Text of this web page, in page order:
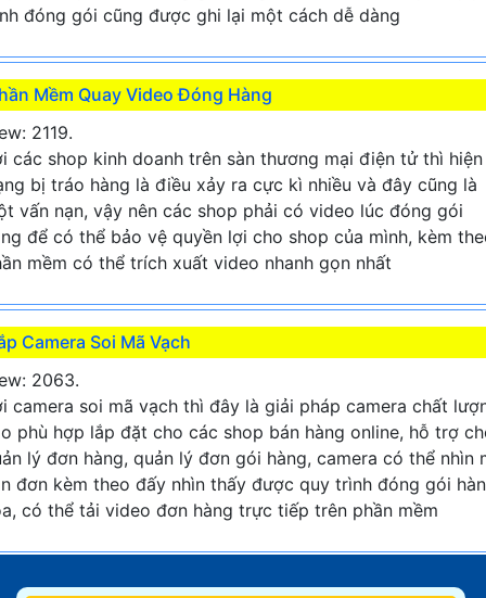
đóng gói cũng được ghi lại một cách dễ dàng
Mềm Quay Video Đóng Hàng
2119.
các shop kinh doanh trên sàn thương mại điện tử thì hiện
bị tráo hàng là điều xảy ra cực kì nhiều và đây cũng là
vấn nạn, vậy nên các shop phải có video lúc đóng gói
để có thể bảo vệ quyền lợi cho shop của mình, kèm
mềm có thể trích xuất video nhanh gọn nhất
Camera Soi Mã Vạch
2063.
camera soi mã vạch thì đây là giải pháp camera chất
phù hợp lắp đặt cho các shop bán hàng online, hỗ trợ
lý đơn hàng, quản lý đơn gói hàng, camera có thể nhìn
đơn kèm theo đấy nhìn thấy được quy trình đóng gói
có thể tải video đơn hàng trực tiếp trên phần mềm